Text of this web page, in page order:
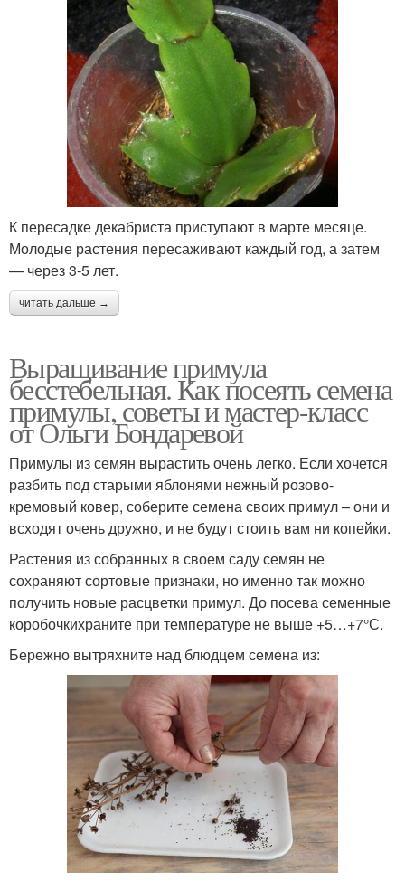
К пересадке декабриста приступают в марте месяце.
Молодые растения пересаживают каждый год, а затем
— через 3-5 лет.
читать дальше →
Выращивание примула
бесстебельная. Как посеять семена
примулы, советы и мастер-класс
от Ольги Бондаревой
Примулы из семян вырастить очень легко. Если хочется
разбить под старыми яблонями нежный розово-
кремовый ковер, соберите семена своих примул – они и
всходят очень дружно, и не будут стоить вам ни копейки.
Растения из собранных в своем саду семян не
сохраняют сортовые признаки, но именно так можно
получить новые расцветки примул. До посева семенные
коробочкихраните при температуре не выше +5…+7°С.
Бережно вытряхните над блюдцем семена из: